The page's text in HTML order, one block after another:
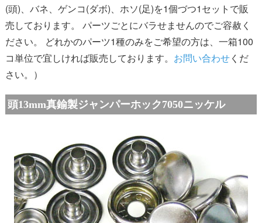
(頭)、バネ、ゲンコ(ダボ)、ホソ(足)を1個づつ1セットで販
売しております。 パーツごとにバラせませんのでご容赦く
ださい。 どれかのパーツ1種のみをご希望の方は、一箱100
コ単位で宜しければ販売しております。 お問い合わせくだ
さい。）
頭13mm真鍮製ジャンパーホック7050ニッケル